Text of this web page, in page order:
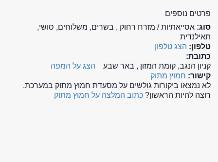
פרטים נוספים
סוג: אסייאתיות / מזרח רחוק , בשרים, משלוחים, סושי,
תאילנדית
טלפון: הצג טלפון
כתובת:
קניון הנגב, קומת המזון , באר שבע
הצג על המפה
קישור: חמוץ מתוק
לא נמצאו ביקורות גולשים על מסעדת חמוץ מתוק במערכת.
רוצה להיות הראשון? כתוב המלצה על חמוץ מתוק